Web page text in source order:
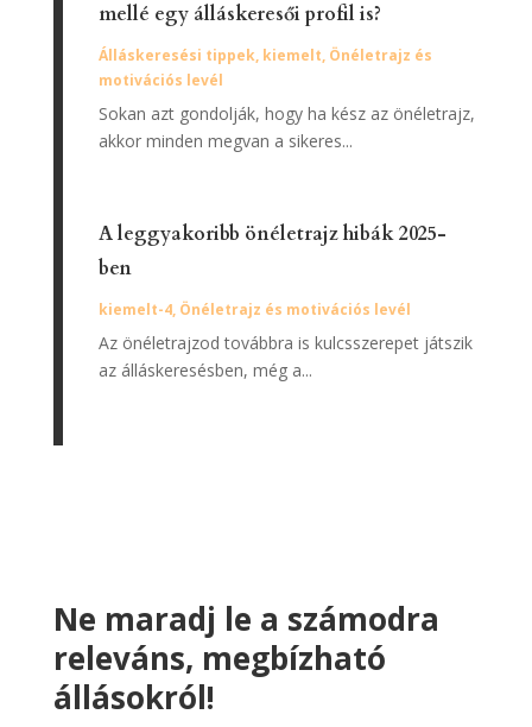
mellé egy álláskeresői profil is?
Álláskeresési tippek, kiemelt, Önéletrajz és
motivációs levél
Sokan azt gondolják, hogy ha kész az önéletrajz,
akkor minden megvan a sikeres...
A leggyakoribb önéletrajz hibák 2025-
ben
kiemelt-4, Önéletrajz és motivációs levél
Az önéletrajzod továbbra is kulcsszerepet játszik
az álláskeresésben, még a...
Ne maradj le a számodra
releváns, megbízható
állásokról!